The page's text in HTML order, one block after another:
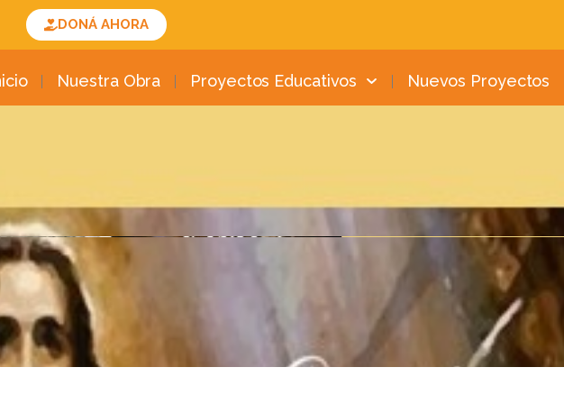
DONÁ AHORA
Nuestra Obra Proyectos Educativos Nuevos Proyectos